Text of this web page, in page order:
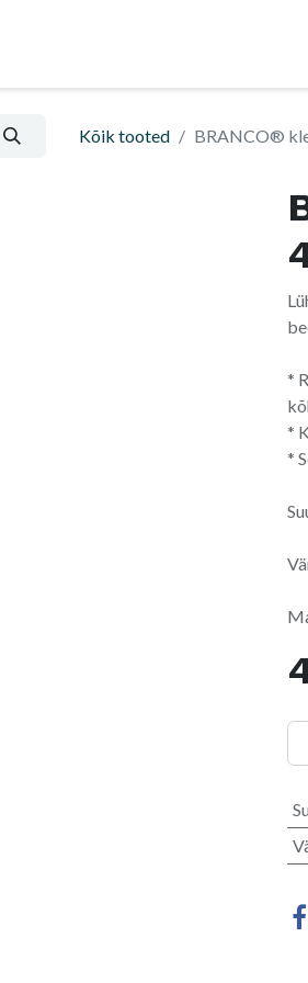
Kõik tooted BRANCO®
*
*
*